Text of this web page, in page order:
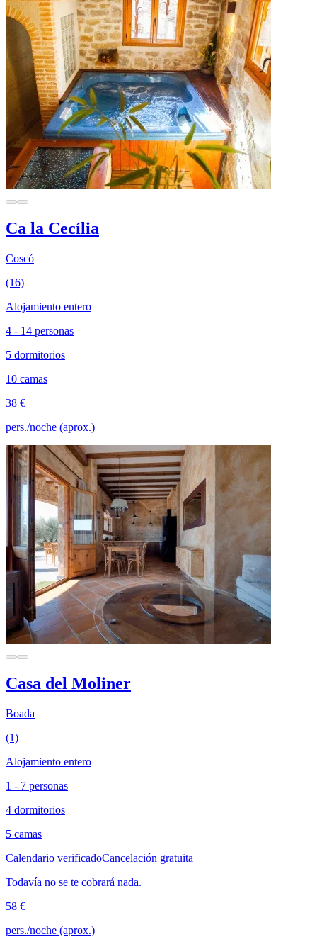
Ca la Cecília
Coscó
(16)
Alojamiento entero
4 - 14 personas
5 dormitorios
10 camas
38 €
pers./noche (aprox.)
Casa del Moliner
Boada
(1)
Alojamiento entero
1 - 7 personas
4 dormitorios
5 camas
Calendario verificadoCancelación gratuita
Todavía no se te cobrará nada.
58 €
pers./noche (aprox.)